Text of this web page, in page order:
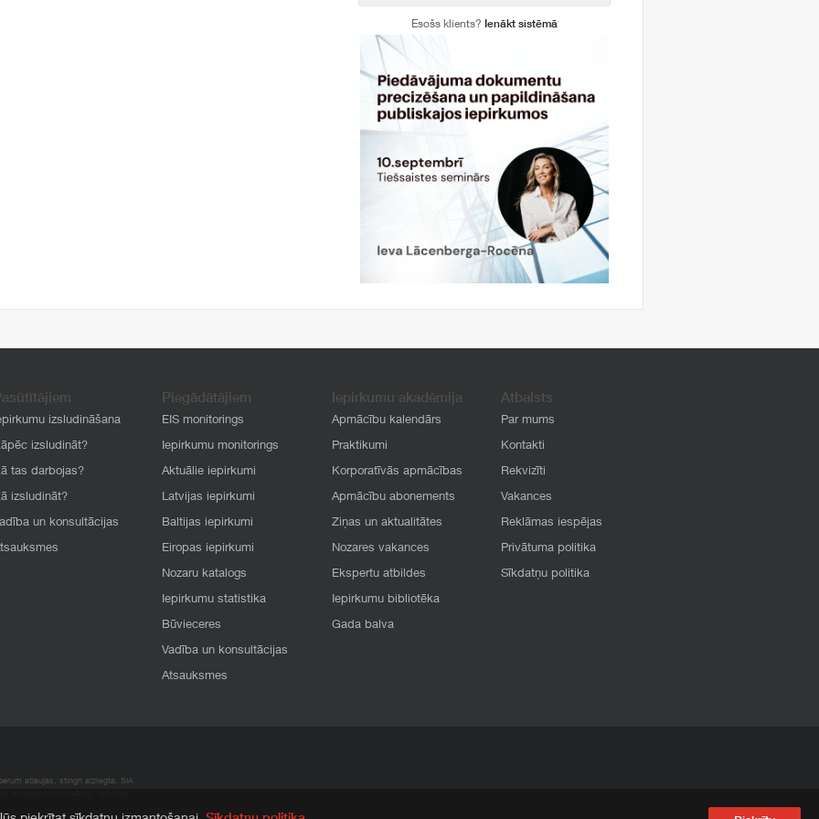
Esošs klients? Ienākt sistēmā
izsludināšana
izsludināt?
tas darbojas?
izsludināt?
un konsultācijas
Piegādātājiem
EIS monitorings
Iepirkumu monitorings
Aktuālie iepirkumi
Latvijas iepirkumi
Baltijas iepirkumi
Eiropas iepirkumi
Nozaru katalogs
Iepirkumu statistika
Būvieceres
Vadība un konsultācijas
Atsauksmes
Iepirkumu akadēmija
Apmācību kalendārs
Praktikumi
Korporatīvās apmācības
Apmācību abonements
Ziņas un aktualitātes
Nozares vakances
Ekspertu atbildes
Iepirkumu bibliotēka
Gada balva
Atbalsts
Par mums
Kontakti
Rekvizīti
Vakances
Reklāmas iespējas
Privātuma politika
Sīkdatņu politika
atļaujas, stingri aizliegta. SIA